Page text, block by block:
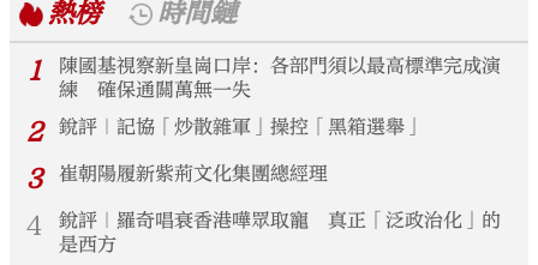
熱榜
時間鏈
1
陳國基視察新皇崗口岸：各部門須以最高標準完成演
練 確保通關萬無一失
2 銳評｜記協「炒散雜軍」操控「黑箱選舉」
3 崔朝陽履新紫荊文化集團總經理
4
銳評｜羅奇唱衰香港嘩眾取寵 真正「泛政治化」的
是西方